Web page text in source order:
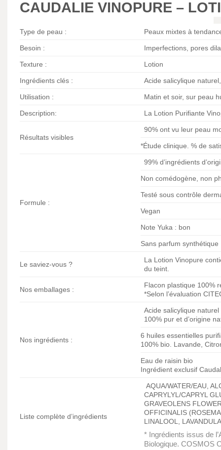
CAUDALIE VINOPURE –
Type de peau : Peaux mixtes à
Besoin : Imperfections, pores
Texture : Lotion
Ingrédients clés : Acide salicylique
Utilisation : Matin et soir, sur peau
Description: La Lotion Purifiante
Résultats visibles
90% ont vu leur peau
*Étude clinique. % de
Formule :
99% d’ingrédients
Non comédogène, non
Testé sous contrôle
Vegan
Note Yuka : bon
Sans parfum synthétique
Le saviez-vous ?
La Lotion Vinopure
du teint.
Nos emballages :
Flacon plastique 100%
*Selon l’évaluation
Nos ingrédients :
Acide salicylique naturel
100% pur et d’origine
6 huiles essentielles
100% bio. Lavande,
Eau de raisin bio
Ingrédient exclusif
Liste complète d’ingrédients
AQUA/WATER/EAU,
CAPRYLYL/CAPRYL
GRAVEOLENS
OFFICINALIS
LINALOOL,
* Ingrédients issus de
Biologique. COSMOS